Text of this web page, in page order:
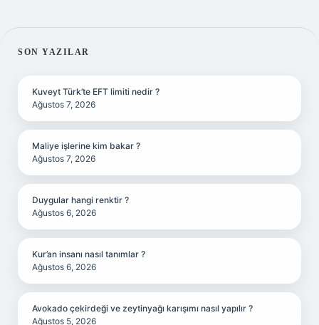
SIDEBAR
SON YAZILAR
Kuveyt Türk’te EFT limiti nedir ?
Ağustos 7, 2026
Maliye işlerine kim bakar ?
Ağustos 7, 2026
Duygular hangi renktir ?
Ağustos 6, 2026
Kur’an insanı nasıl tanımlar ?
Ağustos 6, 2026
Avokado çekirdeği ve zeytinyağı karışımı nasıl yapılır ?
Ağustos 5, 2026